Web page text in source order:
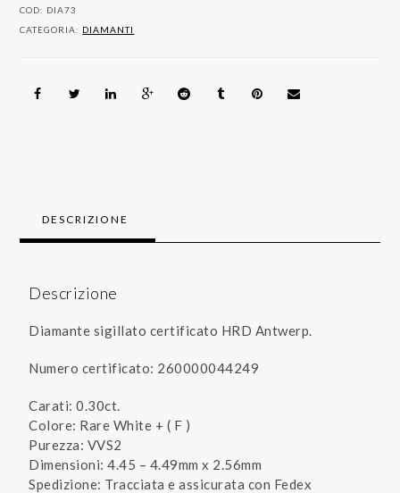
COD: DIA73
CATEGORIA: DIAMANTI
DESCRIZIONE
Descrizione
Diamante sigillato certificato HRD Antwerp.
Numero certificato: 260000044249
Carati: 0.30ct.
Colore: Rare White + ( F )
Purezza: VVS2
Dimensioni: 4.45 – 4.49mm x 2.56mm
Spedizione: Tracciata e assicurata con Fedex